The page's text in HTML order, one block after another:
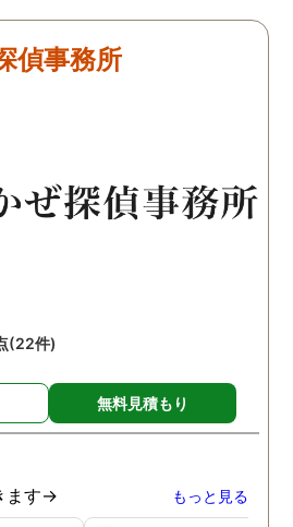
偵事務所
(22件)
無料見積もり
ます→ もっと見る